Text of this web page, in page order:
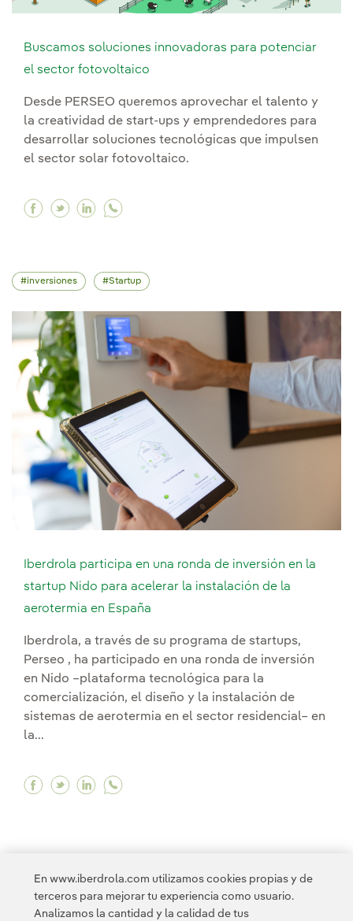
Buscamos soluciones innovadoras para potenciar
el sector fotovoltaico
Desde PERSEO queremos aprovechar el talento y
la creatividad de start-ups y emprendedores para
desarrollar soluciones tecnológicas que impulsen
el sector solar fotovoltaico.
Facebook Buscamos soluciones
Twitter Buscamos soluciones
Linkedin Buscamos soluciones
inversiones Startup
Iberdrola participa en una ronda de inversión en la
startup Nido para acelerar la instalación de la
aerotermia en España
Iberdrola, a través de su programa de startups,
Perseo , ha participado en una ronda de inversión
en Nido –plataforma tecnológica para la
comercialización, el diseño y la instalación de
sistemas de aerotermia en el sector residencial– en
la...
Facebook Iberdrola participa en una ronda
Twitter Iberdrola participa en una ronda
Linkedin Iberdrola participa en una
1 2 3 4 5 6 7 8 9
En www.iberdrola.com utilizamos cookies propias y de
terceros para mejorar tu experiencia como usuario.
Analizamos la cantidad y la calidad de tus